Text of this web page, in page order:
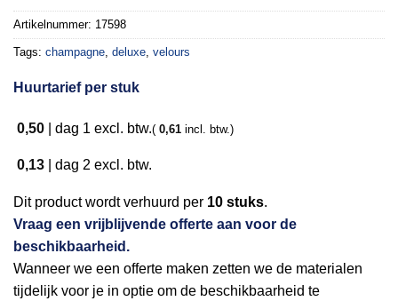
Artikelnummer: 17598
Tags: champagne deluxe velours
Huurtarief per stuk
0,50 dag 1 excl. btw.( 0,61 incl. btw.)
0,13 dag 2 excl. btw.
Dit product wordt verhuurd per 10 stuks.
Vraag een vrijblijvende offerte aan voor de
beschikbaarheid.
Wanneer we een offerte maken zetten we de materialen
tijdelijk voor je in optie om de beschikbaarheid te